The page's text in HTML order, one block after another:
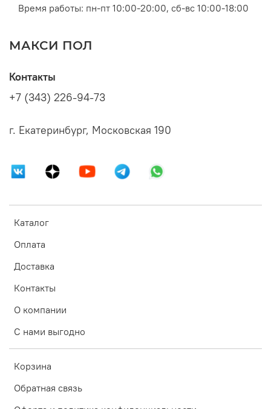
Время работы: пн-пт 10:00-20:00, сб-вс 10:00-18:00
МАКСИ ПОЛ
Каталог
Оплата
Доставка
Контакты
О компании
С нами выгодно
Корзина
Обратная связь
Контакты
+7 (343) 226-94-73
г. Екатеринбург, Московская 190